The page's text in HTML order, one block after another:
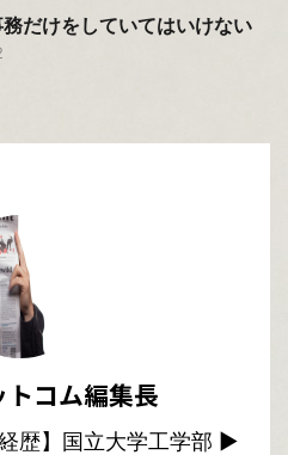
だけをしていてはいけない
コム編集長
歴】国立大学工学部 ▶︎